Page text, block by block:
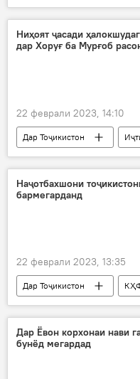
муҳоҷирони корӣ
сафорати Тоҷикистон дар ФР
Ниҳоят ҷасади
дар Хоруғ ба Мурғоб
22 феврали 2023, 14:10
Дар Тоҷикистон
тарма
Мурғоб
Наҷотбахшони
бармегарданд
22 феврали 2023, 13:35
Дар Тоҷикистон
Амният ва мудофиа
имдодрасонӣ
Дар Ёвон корхонаи нави
бунёд мегардад